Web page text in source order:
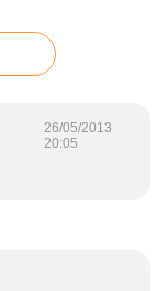
26/05/2013
20:05